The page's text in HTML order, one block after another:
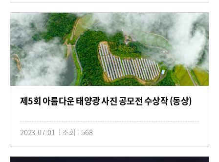
제5회 아름다운 태양광 사진 공모전 수상작 (동상)
2023-07-01 조회 : 568